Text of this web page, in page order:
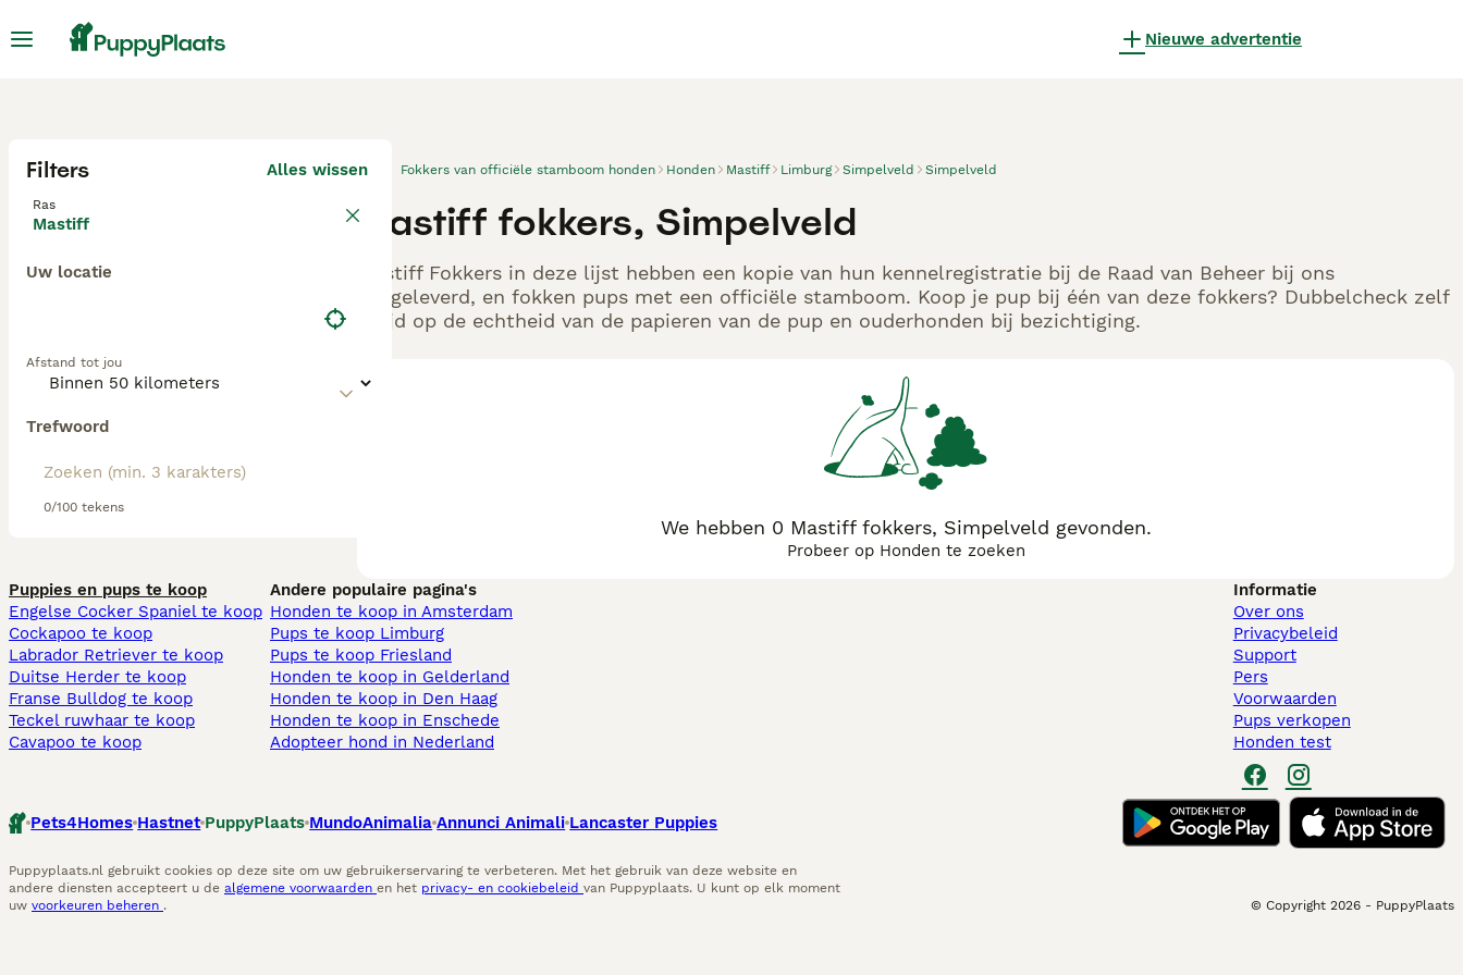
Nieuwe advertentie
Filters Alles wissen
Ras
Mastiff
Uw locatie
Afstand tot jou
Trefwoord
0/100 tekens
Fokkers van officiële stamboom honden Honden Mastiff Limburg Simpelveld Simpelveld
Mastiff fokkers, Simpelveld
Mastiff Fokkers in deze lijst hebben een kopie van hun kennelregistratie bij de Raad van Beheer bij ons
aangeleverd, en fokken pups met een officiële stamboom. Koop je pup bij één van deze fokkers? Dubbelcheck zelf
altijd op de echtheid van de papieren van de pup en ouderhonden bij bezichtiging.
We hebben 0 Mastiff fokkers, Simpelveld gevonden.
Probeer op Honden te zoeken
Puppies en pups te koop
Engelse Cocker Spaniel te koop
Cockapoo te koop
Labrador Retriever te koop
Duitse Herder te koop
Franse Bulldog te koop
Teckel ruwhaar te koop
Cavapoo te koop
Andere populaire pagina's
Honden te koop in Amsterdam
Pups te koop Limburg​
Pups te koop Friesland​
Honden te koop in Gelderland
Honden te koop in Den Haag
Honden te koop in Enschede
Adopteer hond in Nederland
Informatie
Over ons
Privacybeleid
Support
Pers
Voorwaarden
Pups verkopen
Honden test
Pets4Homes Hastnet PuppyPlaats MundoAnimalia Annunci Animali Lancaster Puppies
Puppyplaats.nl gebruikt cookies op deze site om uw gebruikerservaring te verbeteren. Met het gebruik van deze website en
andere diensten accepteert u de algemene voorwaarden en het privacy- en cookiebeleid van Puppyplaats. U kunt op elk moment
uw voorkeuren beheren . © Copyright 2026 - PuppyPlaats